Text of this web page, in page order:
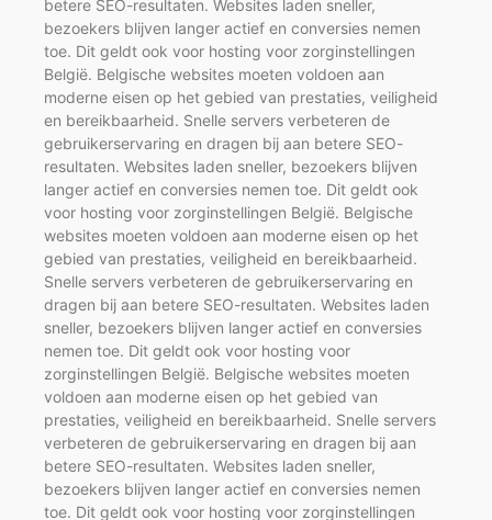
betere SEO-resultaten. Websites laden sneller,
bezoekers blijven langer actief en conversies nemen
toe. Dit geldt ook voor hosting voor zorginstellingen
België. Belgische websites moeten voldoen aan
moderne eisen op het gebied van prestaties, veiligheid
en bereikbaarheid. Snelle servers verbeteren de
gebruikerservaring en dragen bij aan betere SEO-
resultaten. Websites laden sneller, bezoekers blijven
langer actief en conversies nemen toe. Dit geldt ook
voor hosting voor zorginstellingen België. Belgische
websites moeten voldoen aan moderne eisen op het
gebied van prestaties, veiligheid en bereikbaarheid.
Snelle servers verbeteren de gebruikerservaring en
dragen bij aan betere SEO-resultaten. Websites laden
sneller, bezoekers blijven langer actief en conversies
nemen toe. Dit geldt ook voor hosting voor
zorginstellingen België. Belgische websites moeten
voldoen aan moderne eisen op het gebied van
prestaties, veiligheid en bereikbaarheid. Snelle servers
verbeteren de gebruikerservaring en dragen bij aan
betere SEO-resultaten. Websites laden sneller,
bezoekers blijven langer actief en conversies nemen
toe. Dit geldt ook voor hosting voor zorginstellingen